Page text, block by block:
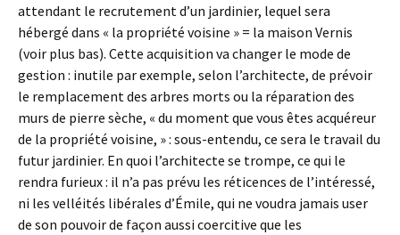
attendant le recrutement d’un jardinier, lequel sera
hébergé dans « la propriété voisine » = la maison Vernis
(voir plus bas). Cette acquisition va changer le mode de
gestion : inutile par exemple, selon l’architecte, de prévoir
le remplacement des arbres morts ou la réparation des
murs de pierre sèche, « du moment que vous êtes acquéreur
de la propriété voisine, » : sous-entendu, ce sera le travail du
futur jardinier. En quoi l’architecte se trompe, ce qui le
rendra furieux : il n’a pas prévu les réticences de l’intéressé,
ni les velléités libérales d’Émile, qui ne voudra jamais user
de son pouvoir de façon aussi coercitive que les